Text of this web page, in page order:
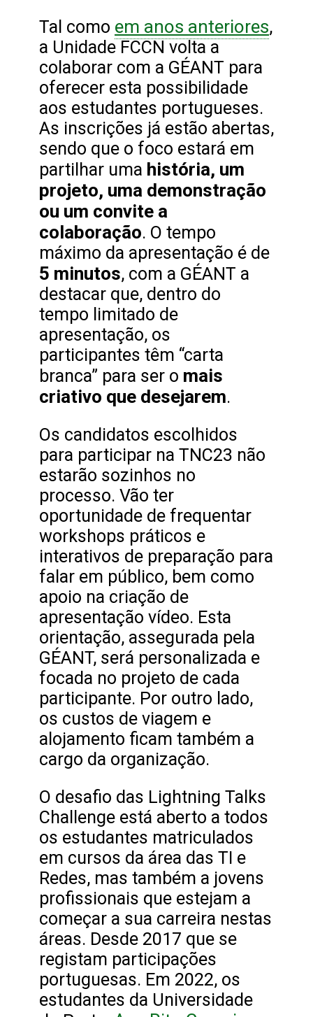
Tal como em anos anteriores,
a Unidade FCCN volta a
colaborar com a GÉANT para
oferecer esta possibilidade
aos estudantes portugueses.
As inscrições já estão abertas,
sendo que o foco estará em
partilhar uma história, um
projeto, uma demonstração
ou um convite a
colaboração. O tempo
máximo da apresentação é de
5 minutos, com a GÉANT a
destacar que, dentro do
tempo limitado de
apresentação, os
participantes têm “carta
branca” para ser o mais
criativo que desejarem.
Os candidatos escolhidos
para participar na TNC23 não
estarão sozinhos no
processo. Vão ter
oportunidade de frequentar
workshops práticos e
interativos de preparação para
falar em público, bem como
apoio na criação de
apresentação vídeo. Esta
orientação, assegurada pela
GÉANT, será personalizada e
focada no projeto de cada
participante. Por outro lado,
os custos de viagem e
alojamento ficam também a
cargo da organização.
O desafio das Lightning Talks
Challenge está aberto a todos
os estudantes matriculados
em cursos da área das TI e
Redes, mas também a jovens
profissionais que estejam a
começar a sua carreira nestas
áreas. Desde 2017 que se
registam participações
portuguesas. Em 2022, os
estudantes da Universidade